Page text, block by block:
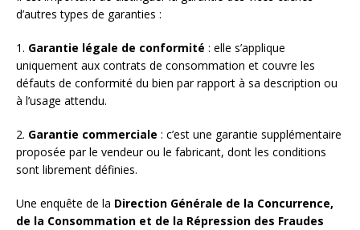
d’autres types de garanties :
1. Garantie légale de conformité : elle s’applique
uniquement aux contrats de consommation et couvre les
défauts de conformité du bien par rapport à sa description ou
à l’usage attendu.
2. Garantie commerciale : c’est une garantie supplémentaire
proposée par le vendeur ou le fabricant, dont les conditions
sont librement définies.
Une enquête de la Direction Générale de la Concurrence,
de la Consommation et de la Répression des Fraudes